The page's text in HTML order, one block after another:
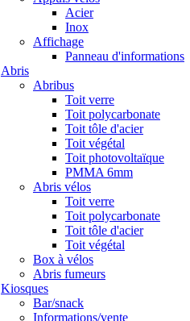
Acier
Inox
Affichage
Panneau d'informations
Abris
Abribus
Toit verre
Toit polycarbonate
Toit tôle d'acier
Toit végétal
Toit photovoltaïque
PMMA 6mm
Abris vélos
Toit verre
Toit polycarbonate
Toit tôle d'acier
Toit végétal
Box à vélos
Abris fumeurs
Kiosques
Bar/snack
Informations/vente